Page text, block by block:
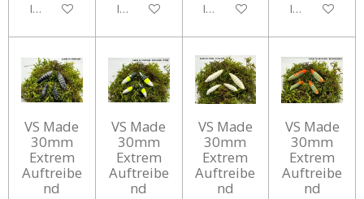
In den WarenkorbIn den WarenkorbIn den WarenkorbIn den
VS Made
30mm
Extrem
Auftreibe
nd
VS Made
30mm
Extrem
Auftreibe
nd
VS Made
30mm
Extrem
Auftreibe
nd
VS Made
30mm
Extrem
Auftreibe
nd